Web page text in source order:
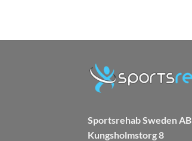
Sportsrehab Sweden AB
Kungsholmstorg 8